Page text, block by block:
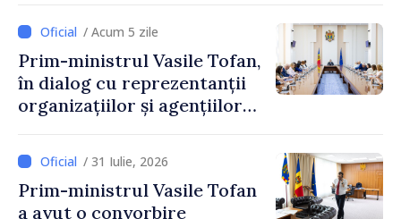
de CNMC
/ Acum 5 zile
Prim-ministrul Vasile Tofan,
în dialog cu reprezentanții
organizațiilor și agențiilor
Moldova
/ 31 Iulie, 2026
Prim-ministrul Vasile Tofan
a avut o convorbire